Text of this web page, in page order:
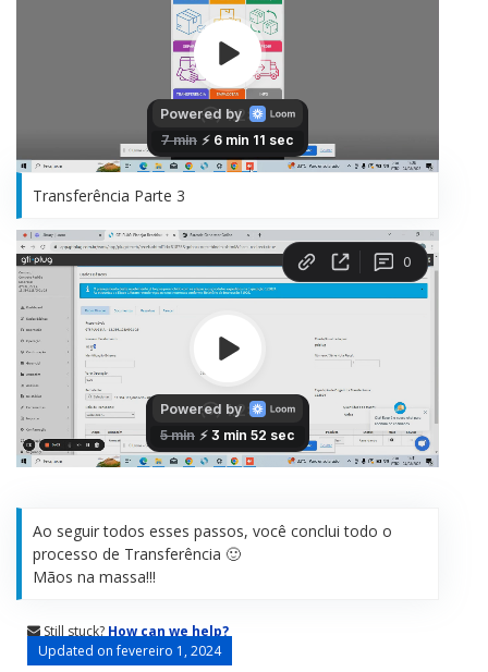
Transferência Parte 3
Ao seguir todos esses passos, você conclui todo o
processo de Transferência 🙂
Mãos na massa!!!
Still stuck? How can we help?
Updated on fevereiro 1, 2024